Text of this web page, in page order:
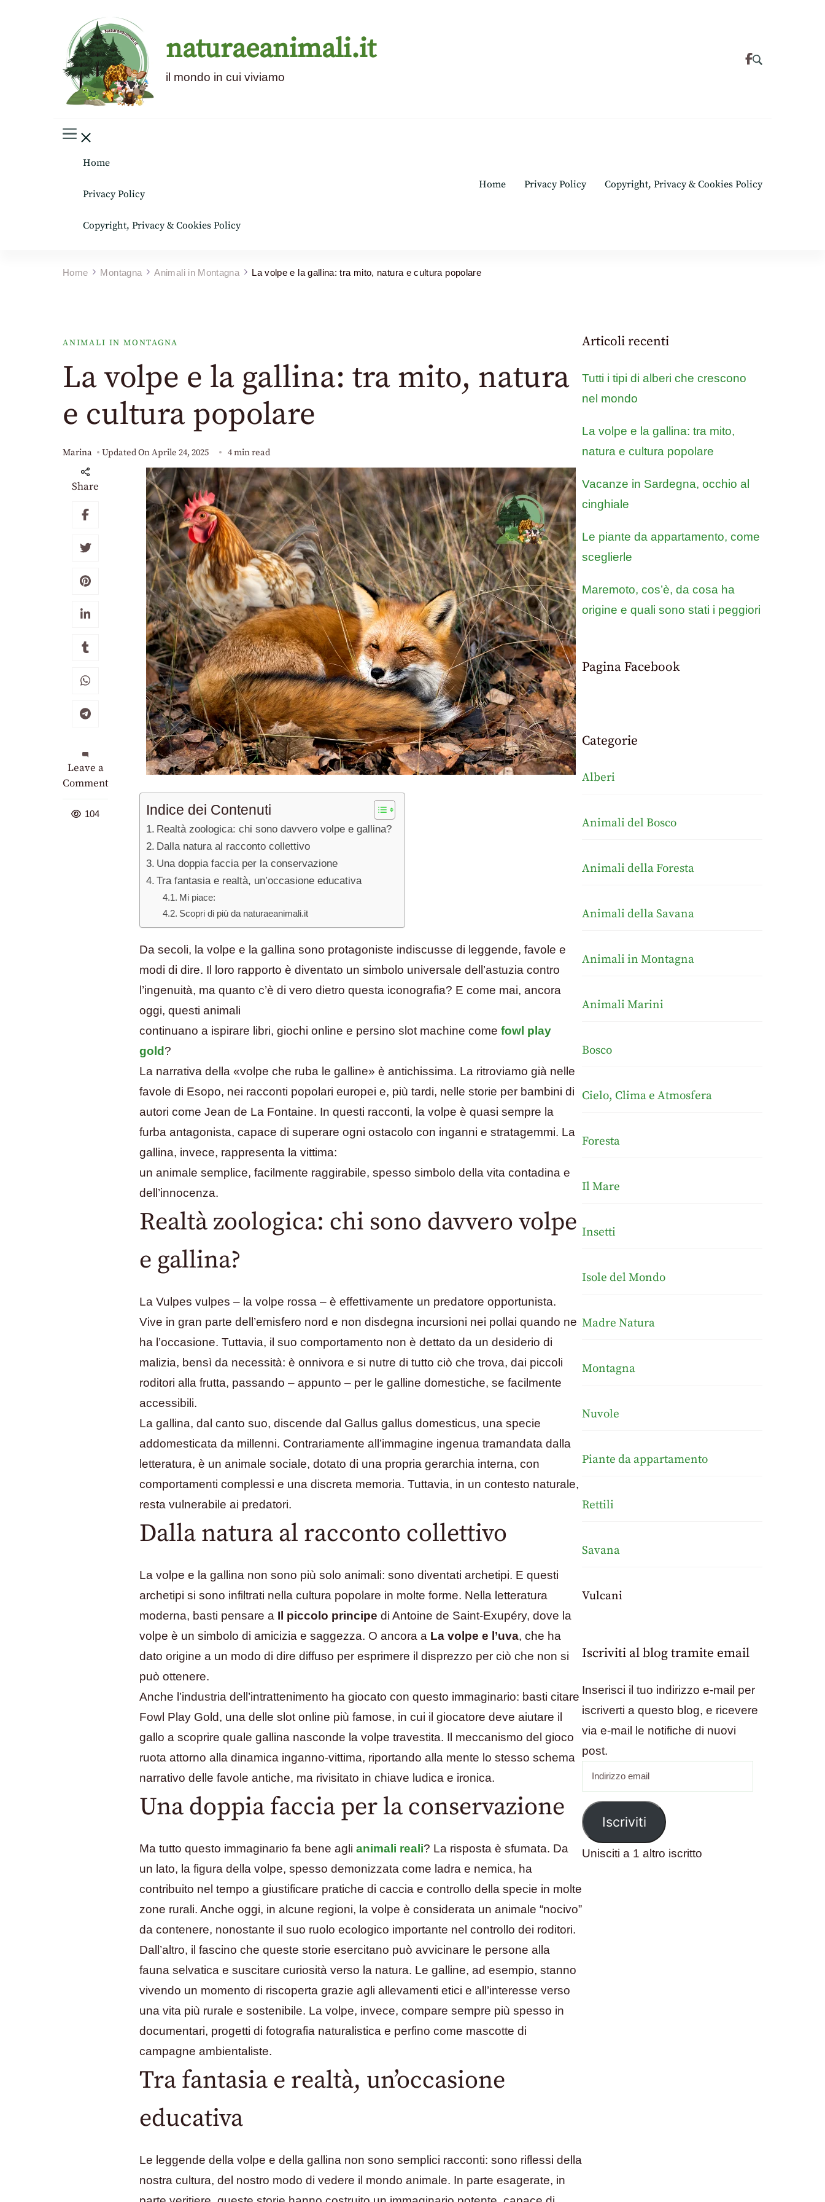
naturaeanimali.it
il mondo in cui viviamo
Home
Privacy Policy
Copyright, Privacy & Cookies Policy
Home Privacy Policy Copyright, Privacy & Cookies Policy
Home Montagna Animali in Montagna La volpe e la gallina: tra mito, natura e cultura popolare
ANIMALI IN MONTAGNA
La volpe e la gallina: tra mito, natura
e cultura popolare
Marina Updated OnAprile 24, 2025 4 min read
Share
Leave a
Comment
on
La
e
104 Indice dei Contenuti
Realtà zoologica: chi sono davvero volpe e gallina?
Dalla natura al racconto collettivo
Una doppia faccia per la conservazione
Tra fantasia e realtà, un’occasione educativa
Mi piace:
Scopri di più da naturaeanimali.it
Da secoli, la volpe e la gallina sono protagoniste indiscusse di leggende, favole e
modi di dire. Il loro rapporto è diventato un simbolo universale dell’astuzia contro
l’ingenuità, ma quanto c’è di vero dietro questa iconografia? E come mai, ancora
oggi, questi animali
continuano a ispirare libri, giochi online e persino slot machine come fowl play
gold?
La narrativa della «volpe che ruba le galline» è antichissima. La ritroviamo già nelle
favole di Esopo, nei racconti popolari europei e, più tardi, nelle storie per bambini di
autori come Jean de La Fontaine. In questi racconti, la volpe è quasi sempre la
furba antagonista, capace di superare ogni ostacolo con inganni e stratagemmi. La
gallina, invece, rappresenta la vittima:
un animale semplice, facilmente raggirabile, spesso simbolo della vita contadina e
dell’innocenza.
Realtà zoologica: chi sono davvero volpe
e gallina?
La Vulpes vulpes – la volpe rossa – è effettivamente un predatore opportunista.
Vive in gran parte dell’emisfero nord e non disdegna incursioni nei pollai quando ne
ha l’occasione. Tuttavia, il suo comportamento non è dettato da un desiderio di
malizia, bensì da necessità: è onnivora e si nutre di tutto ciò che trova, dai piccoli
roditori alla frutta, passando – appunto – per le galline domestiche, se facilmente
accessibili.
La gallina, dal canto suo, discende dal Gallus gallus domesticus, una specie
addomesticata da millenni. Contrariamente all’immagine ingenua tramandata dalla
letteratura, è un animale sociale, dotato di una propria gerarchia interna, con
comportamenti complessi e una discreta memoria. Tuttavia, in un contesto naturale,
resta vulnerabile ai predatori.
Dalla natura al racconto collettivo
La volpe e la gallina non sono più solo animali: sono diventati archetipi. E questi
archetipi si sono infiltrati nella cultura popolare in molte forme. Nella letteratura
moderna, basti pensare a Il piccolo principe di Antoine de Saint-Exupéry, dove la
volpe è un simbolo di amicizia e saggezza. O ancora a La volpe e l’uva, che ha
dato origine a un modo di dire diffuso per esprimere il disprezzo per ciò che non si
può ottenere.
Anche l’industria dell’intrattenimento ha giocato con questo immaginario: basti citare
Fowl Play Gold, una delle slot online più famose, in cui il giocatore deve aiutare il
gallo a scoprire quale gallina nasconde la volpe travestita. Il meccanismo del gioco
ruota attorno alla dinamica inganno-vittima, riportando alla mente lo stesso schema
narrativo delle favole antiche, ma rivisitato in chiave ludica e ironica.
Una doppia faccia per la conservazione
Ma tutto questo immaginario fa bene agli animali reali? La risposta è sfumata. Da
un lato, la figura della volpe, spesso demonizzata come ladra e nemica, ha
contribuito nel tempo a giustificare pratiche di caccia e controllo della specie in molte
zone rurali. Anche oggi, in alcune regioni, la volpe è considerata un animale “nocivo”
da contenere, nonostante il suo ruolo ecologico importante nel controllo dei roditori.
Dall’altro, il fascino che queste storie esercitano può avvicinare le persone alla
fauna selvatica e suscitare curiosità verso la natura. Le galline, ad esempio, stanno
vivendo un momento di riscoperta grazie agli allevamenti etici e all’interesse verso
una vita più rurale e sostenibile. La volpe, invece, compare sempre più spesso in
documentari, progetti di fotografia naturalistica e perfino come mascotte di
campagne ambientaliste.
Tra fantasia e realtà, un’occasione
educativa
Le leggende della volpe e della gallina non sono semplici racconti: sono riflessi della
nostra cultura, del nostro modo di vedere il mondo animale. In parte esagerate, in
Articoli recenti
Tutti i tipi di alberi che crescono
nel mondo
La volpe e la gallina: tra mito,
natura e cultura popolare
Vacanze in Sardegna, occhio al
cinghiale
Le piante da appartamento, come
sceglierle
Maremoto, cos’è, da cosa ha
origine e quali sono stati i peggiori
Pagina Facebook
Categorie
Alberi
Animali del Bosco
Animali della Foresta
Animali della Savana
Animali in Montagna
Animali Marini
Bosco
Cielo, Clima e Atmosfera
Foresta
Il Mare
Insetti
Isole del Mondo
Madre Natura
Montagna
Nuvole
Piante da appartamento
Rettili
Savana
Vulcani
Iscriviti al blog tramite email
Inserisci il tuo indirizzo e-mail per
iscriverti a questo blog, e ricevere
via e-mail le notifiche di nuovi
post.
email
Iscriviti
Unisciti a 1 altro iscritto